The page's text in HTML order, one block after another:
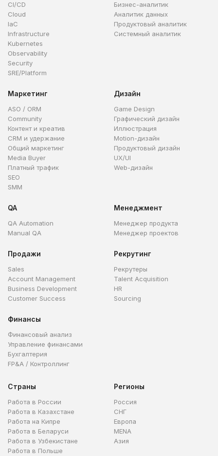
CI/CD
Cloud
IaC
Infrastructure
Kubernetes
Observability
Security
SRE/Platform
Бизнес-аналитик
Аналитик данных
Продуктовый аналитик
Системный аналитик
Маркетинг
ASO / ORM
Community
Контент и креатив
CRM и удержание
Общий маркетинг
Media Buyer
Платный трафик
SEO
SMM
Дизайн
Game Design
Графический дизайн
Иллюстрация
Motion-дизайн
Продуктовый дизайн
UX/UI
Web-дизайн
QA
QA Automation
Manual QA
Менеджмент
Менеджер продукта
Менеджер проектов
Продажи
Sales
Account Management
Business Development
Customer Success
Рекрутинг
Рекрутеры
Talent Acquisition
HR
Sourcing
Финансы
Финансовый анализ
Управление финансами
Бухгалтерия
FP&A / Контроллинг
Страны
Работа в России
Работа в Казахстане
Работа на Кипре
Работа в Беларуси
Работа в Узбекистане
Работа в Польше
Регионы
Россия
СНГ
Европа
MENA
Азия